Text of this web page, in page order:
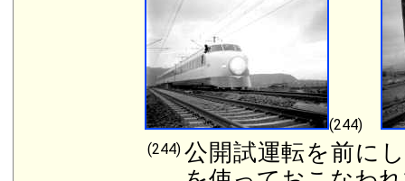
(244)
(244) 公開試運転を前に